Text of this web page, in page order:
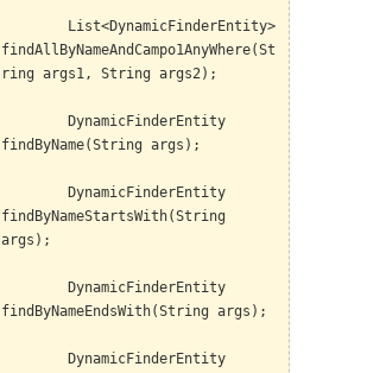
List<DynamicFinderEntity>
findAllByNameAndCampo1AnyWhere(St
ring args1, String args2);
DynamicFinderEntity
findByName(String args);
DynamicFinderEntity
findByNameStartsWith(String
args);
DynamicFinderEntity
findByNameEndsWith(String args);
DynamicFinderEntity